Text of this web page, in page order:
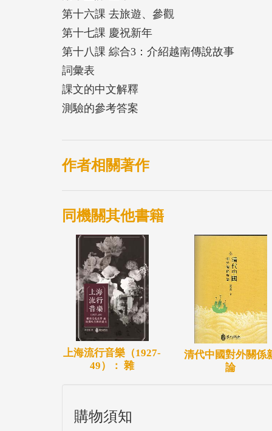
第十六課 去旅遊、參觀
第十七課 慶祝新年
第十八課 綜合3：介紹越南傳說故事
詞彙表
課文的中文解釋
測驗的參考答案
作者相關著作
同機關其他書籍
上海流行音樂（1927-
49）： 雜
清代中國對外關係
論
購物須知